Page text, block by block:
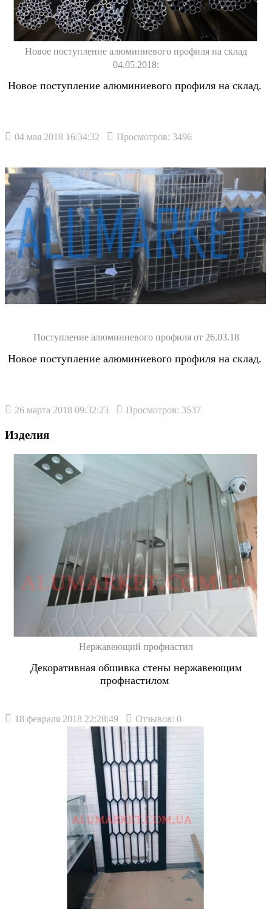
Новое поступление алюминиевого профиля на склад
04.05.2018:
Новое поступление алюминиевого профиля на склад.
04 мая 2018 16:34:32 Просмотров: 3496
Поступление алюминиевого профиля от 26.03.18
Новое поступление алюминиевого профиля на склад.
26 марта 2018 09:32:23 Просмотров: 3537
Изделия
Нержавеющий профнастил
Декоративная обшивка стены нержавеющим
профнастилом
18 февраля 2018 22:28:49 Отзывов: 0